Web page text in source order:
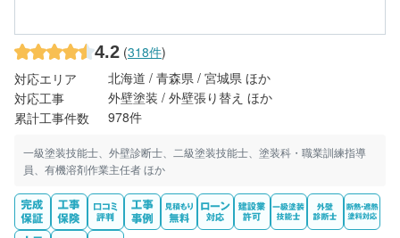
4.2 (318件)
対応エリア
北海道 / 青森県 / 宮城県 ほか
対応工事
外壁塗装 / 外壁張り替え ほか
累計工事件数
978件
一級塗装技能士、外壁診断士、二級塗装技能士、塗装科・職業訓練指導
員、有機溶剤作業主任者 ほか